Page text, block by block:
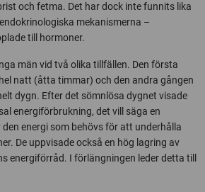
och fetma. Det har dock inte funnits lika
mekanismerna –
till hormoner.
män vid två olika tillfällen. Den första
natt (åtta timmar) och den andra gången
dygn. Efter det sömnlösa dygnet visade
energiförbrukning, det vill säga en
energi som behövs för att underhålla
De uppvisade också en hög lagring av
energiförråd. I förlängningen leder detta till